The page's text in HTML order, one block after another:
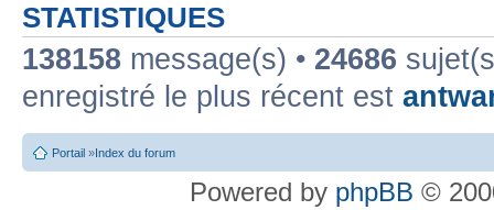
STATISTIQUES
138158 message(s) • 24686
enregistré le plus récent est
Portail »Index du forum
Powered by phpBB ©